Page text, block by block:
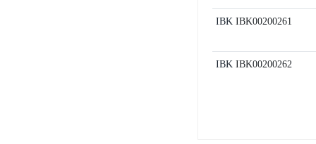
IBK IBK00200261
IBK IBK00200262